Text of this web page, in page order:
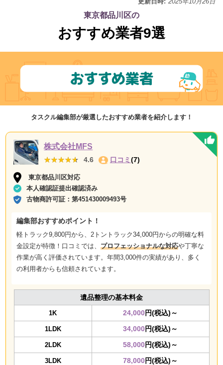
更新日時: 2025年10月26日
東京都品川区の
おすすめ業者9選
タスクル編集部が厳選したおすすめ業者を紹介します！
株式会社MFS
★★★★★
★★★★★ 4.6 口コミ (7)
東京都品川区対応
本人確認証提出確認済み
古物商許可証：第451430009493号
編集部おすすめポイント！
軽トラック9,800円から、2トントラック34,000円からの明確な料
金設定が特徴！口コミでは、 プロフェッショナルな対応や丁寧な
作業が高く評価されています。年間3,000件の実績があり、多く
の利用者からも信頼されています。
遺品整理の基本料金
1K 24,000円(税込)～
1LDK 34,000円(税込)～
2LDK 58,000円(税込)～
3LDK 78,000円(税込)～